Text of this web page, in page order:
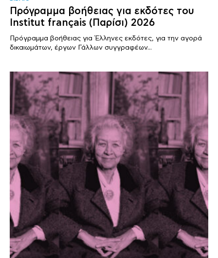
Πρόγραμμα βοήθειας για εκδότες του
Institut français (Παρίσι) 2026
Πρόγραμμα βοήθειας για Έλληνες εκδότες, για την αγορά
δικαιωμάτων, έργων Γάλλων συγγραφέων...